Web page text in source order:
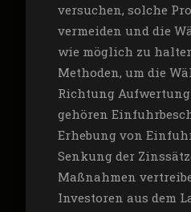
versuchen, solche
vermeiden und die
wie möglich zu
Methoden, um die
Richtung
gehören
Erhebung von
Senkung der
Maßnahmen
Investoren aus dem